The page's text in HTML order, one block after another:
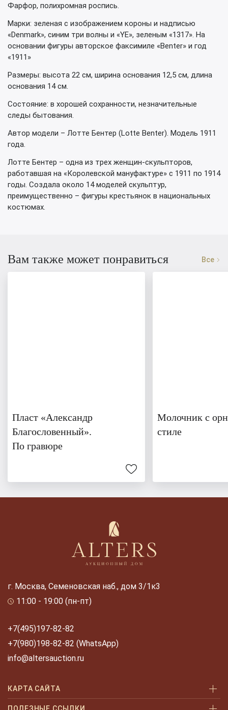
Фарфор, полихромная роспись.
Марки: зеленая с изображением короны и надписью
«Denmark», синим три волны и «YE», зеленым «1317». На
основании фигуры авторское факсимиле «Benter» и год
«1911»
Размеры: высота 22 см, ширина основания 12,5 см, длина
основания 14 см.
Состояние: в хорошей сохранности, незначительные
следы бытования.
Автор модели – Лотте Бентер (Lotte Benter). Модель 1911
года.
Лотте Бентер – одна из трех женщин-скульпторов,
работавшая на «Королевской мануфактуре» с 1911 по 1914
годы. Создала около 14 моделей скульптур,
преимущественно – фигуры крестьянок в национальных
костюмах.
Вам также может понравиться Все
Пласт «Александр
Благословенный».
По гравюре
Молочник с
стиле
г. Москва, Семеновская наб., дом 3/1к3
11:00 - 19:00 (пн-пт)
+7(495)197-82-82
+7(980)198-82-82 (WhatsApp)
info@altersauction.ru
КАРТА САЙТА
Аукционы
ПОЛЕЗНЫЕ ССЫЛКИ